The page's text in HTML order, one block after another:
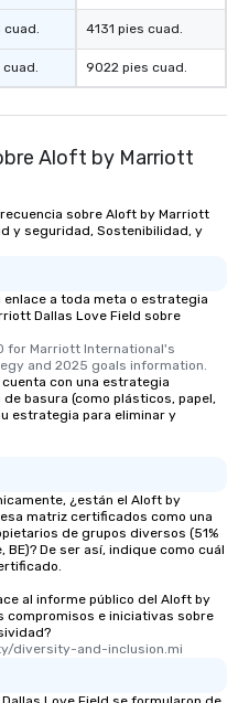
cuad. 4131 pies cuad.
9022 pies cuad.
Aloft by Marriott
sobre Aloft by Marriott
y seguridad, Sostenibilidad, y
a toda meta o estrategia
Dallas Love Field sobre
for Marriott International's
and 2025 goals information.
con una estrategia
basura (como plásticos, papel,
estrategia para eliminar y
¿están el Aloft by
matriz certificados como una
de grupos diversos (51%
De ser así, indique como cuál
al informe público del Aloft by
compromisos e iniciativas sobre
diversity-and-inclusion.mi